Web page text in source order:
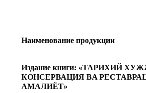
Наименование продукции
Издание книги: «ТАРИХИЙ
КОНСЕРВАЦИЯ BA
АМАЛИЁТ»